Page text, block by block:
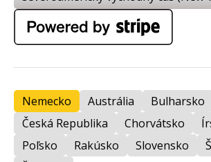
Nemecko Austrália
Bulharsko
Česká Republika
Chorvátsko
Poľsko
Rakúsko Slovensko